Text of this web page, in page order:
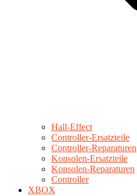
Hall-Effect
Controller-Ersatzteile
Controller-Reparaturen
Konsolen-Ersatzteile
Konsolen-Reparaturen
Controller
XBOX